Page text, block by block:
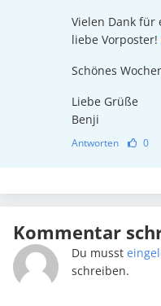
Vielen Dank für
liebe
Schönes
Liebe Grüße
Benji
Antworten 0
Kommentar
Du musst
schreiben.